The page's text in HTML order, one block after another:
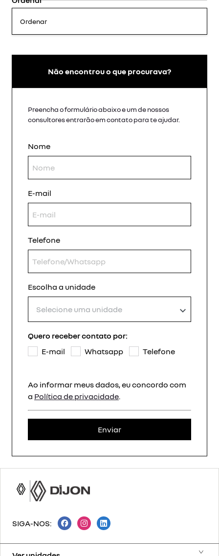
Ordenar
Não encontrou o que procurava?
Preencha o formulário abaixo e um de nossos
consultores entrarão em contato para te ajudar.
Nome
E-mail
Telefone
Escolha a unidade
Selecione uma unidade
Quero receber contato por:
E-mail
Whatsapp Telefone
Ao informar meus dados, eu concordo com
a Política de privacidade.
Enviar
SIGA-NOS: